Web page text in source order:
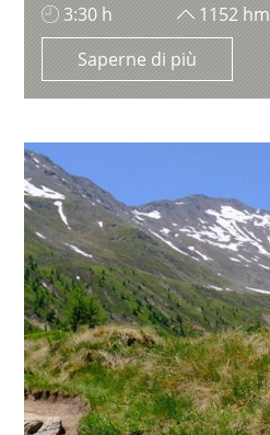
3:30 h
1152 hm
Saperne di più